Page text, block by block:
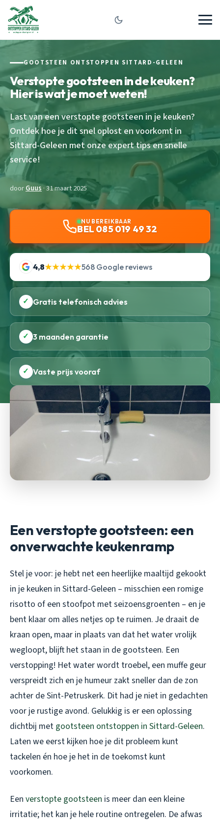
GOOTSTEEN ONTSTOPPEN SITTARD-GELEEN
Verstopte gootsteen in de keuken?
Hier is wat je moet weten!
Last van een verstopte gootsteen in je keuken?
Ontdek hoe je dit snel oplost en voorkomt in
Sittard-Geleen met onze expert tips en snelle
service!
doorGuus· 31 maart 2025
NU BEREIKBAAR
BEL 085 019 49 32
4,8★★★★★568 Google reviews
✓ Gratis telefonisch advies
✓ 3 maanden garantie
✓ Vaste prijs vooraf
Een verstopte gootsteen: een
onverwachte keukenramp
Stel je voor: je hebt net een heerlijke maaltijd gekookt
in je keuken in Sittard-Geleen – misschien een romige
risotto of een stoofpot met seizoensgroenten – en je
bent klaar om alles netjes op te ruimen. Je draait de
kraan open, maar in plaats van dat het water vrolijk
wegloopt, blijft het staan in de gootsteen. Een
verstopping! Het water wordt troebel, een muffe geur
verspreidt zich en je humeur zakt sneller dan de zon
achter de Sint-Petruskerk. Dit had je niet in gedachten
voor je rustige avond. Gelukkig is er een oplossing
dichtbij met gootsteen ontstoppen in Sittard-Geleen.
Laten we eerst kijken hoe je dit probleem kunt
tackelen én hoe je het in de toekomst kunt
voorkomen.
Een verstopte gootsteen is meer dan een kleine
irritatie; het kan je hele routine ontregelen. De afwas